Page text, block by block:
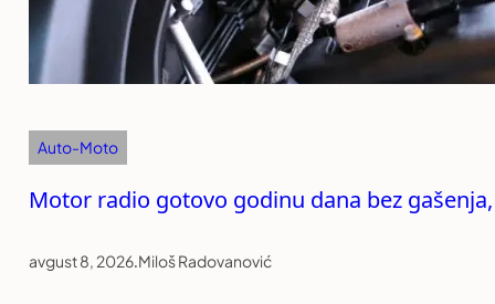
Auto-Moto
Motor radio gotovo godinu dana bez
avgust 8, 2026.Miloš Radovanović